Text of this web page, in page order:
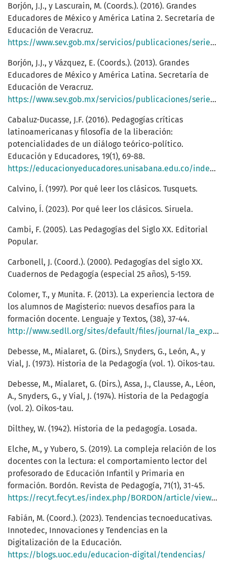
Borjón, J.J., y Lascurain, M. (Coords.). (2016). Grandes
Educadores de México y América Latina 2. Secretaría de
Educación de Veracruz.
https://www.sev.gob.mx/servicios/publicaciones/serie_fueraseries/Grandes_educadores_2.pdf
Borjón, J.J., y Vázquez, E. (Coords.). (2013). Grandes
Educadores de México y América Latina. Secretaría de
Educación de Veracruz.
https://www.sev.gob.mx/servicios/publicaciones/serie_fueraseries/Grandes_educadores.pdf
Cabaluz-Ducasse, J.F. (2016). Pedagogías críticas
latinoamericanas y filosofía de la liberación:
potencialidades de un diálogo teórico-político.
Educación y Educadores, 19(1), 69-88.
https://educacionyeducadores.unisabana.edu.co/index.php/eye/article/view/5061
Calvino, Í. (1997). Por qué leer los clásicos. Tusquets.
Calvino, Í. (2023). Por qué leer los clásicos. Siruela.
Cambi, F. (2005). Las Pedagogías del Siglo XX. Editorial
Popular.
Carbonell, J. (Coord.). (2000). Pedagogías del siglo XX.
Cuadernos de Pedagogía (especial 25 años), 5-159.
Colomer, T., y Munita. F. (2013). La experiencia lectora de
los alumnos de Magisterio: nuevos desafíos para la
formación docente. Lenguaje y Textos, (38), 37-44.
http://www.sedll.org/sites/default/files/journal/la_experiencia_lectora_de_los_alumnos_de_magisterio._colomer_t.pdf
Debesse, M., Mialaret, G. (Dirs.), Snyders, G., León, A., y
Vial, J. (1973). Historia de la Pedagogía (vol. 1). Oikos-tau.
Debesse, M., Mialaret, G. (Dirs.), Assa, J., Clausse, A., Léon,
A., Snyders, G., y Vial, J. (1974). Historia de la Pedagogía
(vol. 2). Oikos-tau.
Dilthey, W. (1942). Historia de la pedagogía. Losada.
Elche, M., y Yubero, S. (2019). La compleja relación de los
docentes con la lectura: el comportamiento lector del
profesorado de Educación Infantil y Primaria en
formación. Bordón. Revista de Pedagogía, 71(1), 31-45.
https://recyt.fecyt.es/index.php/BORDON/article/view/66083
Fabián, M. (Coord.). (2023). Tendencias tecnoeducativas.
Innotedec, Innovaciones y Tendencias en la
Digitalización de la Educación.
https://blogs.uoc.edu/educacion-digital/tendencias/